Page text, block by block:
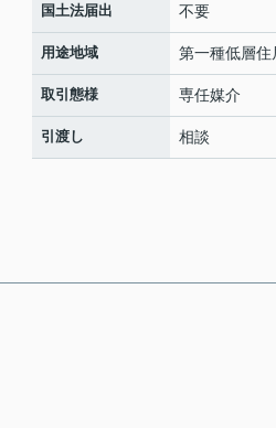
国土法届出 不要
用途地域 第一種低層住
取引態様 専任媒介
引渡し 相談